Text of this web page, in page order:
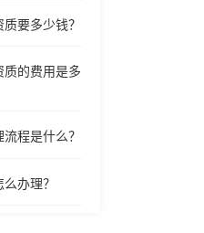
要多少钱？
质的费用是多
程是什么？
办理？